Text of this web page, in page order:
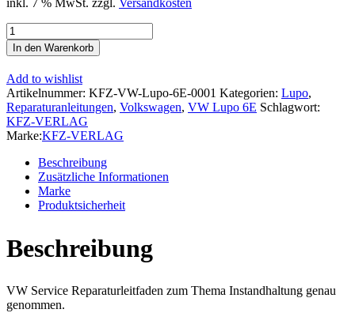
inkl. 7 % MwSt. zzgl. Versandkosten
VW
Lupo
3L
Typ
6E
1998-
2006
Instandhaltung
Inspektion
Wartung
Reparaturanleitung
Menge
In den Warenkorb
Add to wishlist
Artikelnummer: KFZ-VW-Lupo-6E-0001 Kategorien: Lupo,
Reparaturanleitungen, Volkswagen, VW Lupo 6E Schlagwort:
KFZ-VERLAG
Marke:KFZ-VERLAG
Beschreibung
Zusätzliche Informationen
Marke
Produktsicherheit
Beschreibung
VW Service Reparaturleitfaden zum Thema Instandhaltung genau
genommen.